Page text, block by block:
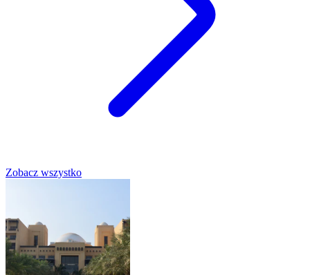
Zobacz wszystko